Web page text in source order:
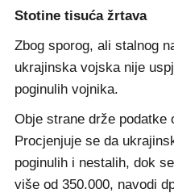
Stotine tisuća žrtava
Zbog sporog, ali stalnog
ukrajinska vojska nije
poginulih vojnika.
Obje strane drže podatke
Procjenjuje se da
poginulih i nestalih, dok
više od 350.000, navodi